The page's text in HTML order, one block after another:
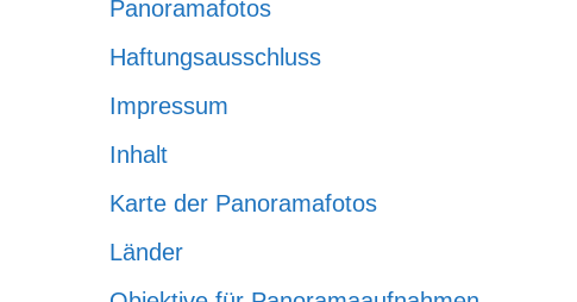
Panoramafotos
Haftungsausschluss
Impressum
Inhalt
Karte der Panoramafotos
Länder